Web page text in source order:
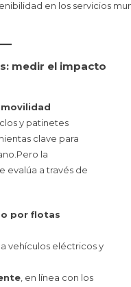
en los servicios
medir el impacto
y patinetes
clave para
la
evalúa a través de
por flotas
vehículos eléctricos y
, en línea con los